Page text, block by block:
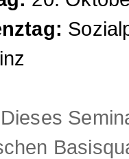
Dieses